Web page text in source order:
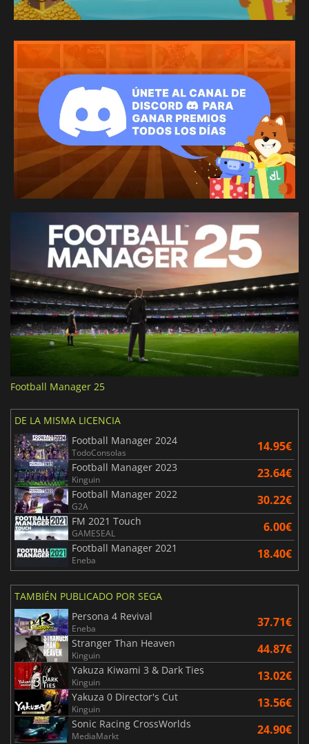
Football Manager 25
DE LA MISMA LICENCIA
Football Manager 2024
TodoConsolas 14.95€
Football Manager 2023
Kinguin 23.64€
Football Manager 2022
G2A 30.22€
FM 2021 Touch
GAMESEAL 6.00€
Football Manager 2021
Eneba 18.40€
TAMBIÉN PUBLICADO POR SEGA
Persona 4 Revival
Eneba 37.71€
Stranger Than Heaven
Kinguin 44.87€
Yakuza Kiwami 3 & Dark Ties
Kinguin 13.02€
Yakuza 0 Director's Cut
Kinguin 13.56€
Sonic Racing CrossWorlds
MediaMarkt 24.90€